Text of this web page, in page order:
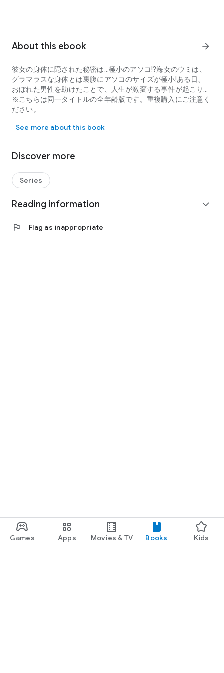
Games Apps Movies & TV Books Kids
About this ebook arrow_forward
彼女の身体に隠された秘密は…極小のアソコ!?海女のウミは、
グラマラスな身体とは裏腹にアソコのサイズが極小!ある日、
おぼれた男性を助けたことで、人生が激変する事件が起こり…
※こちらは同一タイトルの全年齢版です。重複購入にご注意く
ださい。
See more about this book
Discover more
Series
Reading information expand_more
flag Flag as inappropriate